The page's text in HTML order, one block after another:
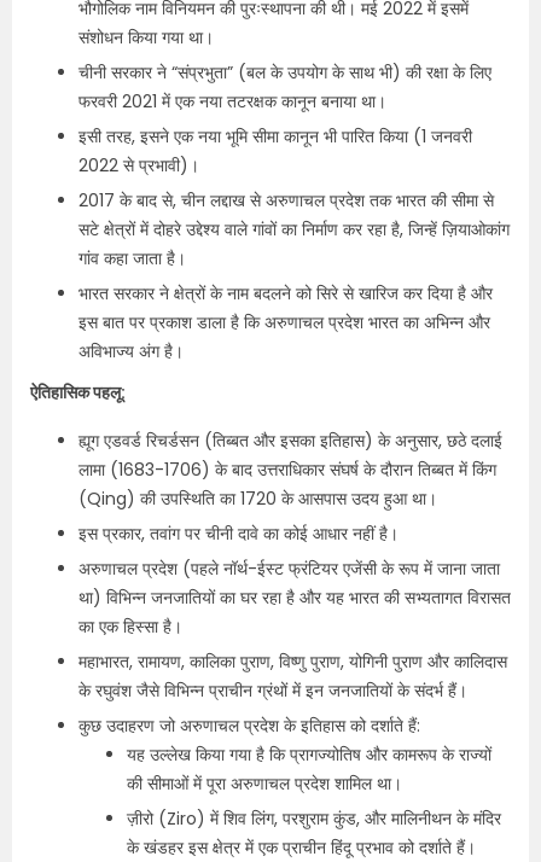
भौगोलिक नाम विनियमन की पुरःस्थापना की थी। मई 2022 में इसमें
संशोधन किया गया था।
चीनी सरकार ने “संप्रभुता” (बल के उपयोग के साथ भी) की रक्षा के लिए
फरवरी 2021 में एक नया तटरक्षक कानून बनाया था।
इसी तरह, इसने एक नया भूमि सीमा कानून भी पारित किया (1 जनवरी
2022 से प्रभावी)।
2017 के बाद से, चीन लद्दाख से अरुणाचल प्रदेश तक भारत की सीमा से
सटे क्षेत्रों में दोहरे उद्देश्य वाले गांवों का निर्माण कर रहा है, जिन्हें ज़ियाओकांग
गांव कहा जाता है।
भारत सरकार ने क्षेत्रों के नाम बदलने को सिरे से खारिज कर दिया है और
इस बात पर प्रकाश डाला है कि अरुणाचल प्रदेश भारत का अभिन्न और
अविभाज्य अंग है।
ऐतिहासिक पहलू:
ह्यूग एडवर्ड रिचर्डसन (तिब्बत और इसका इतिहास) के अनुसार, छठे दलाई
लामा (1683-1706) के बाद उत्तराधिकार संघर्ष के दौरान तिब्बत में किंग
(Qing) की उपस्थिति का 1720 के आसपास उदय हुआ था।
इस प्रकार, तवांग पर चीनी दावे का कोई आधार नहीं है।
अरुणाचल प्रदेश (पहले नॉर्थ-ईस्ट फ्रंटियर एजेंसी के रूप में जाना जाता
था) विभिन्न जनजातियों का घर रहा है और यह भारत की सभ्यतागत विरासत
का एक हिस्सा है।
महाभारत, रामायण, कालिका पुराण, विष्णु पुराण, योगिनी पुराण और कालिदास
के रघुवंश जैसे विभिन्न प्राचीन ग्रंथों में इन जनजातियों के संदर्भ हैं।
कुछ उदाहरण जो अरुणाचल प्रदेश के इतिहास को दर्शाते हैं:
यह उल्लेख किया गया है कि प्रागज्योतिष और कामरूप के राज्यों
की सीमाओं में पूरा अरुणाचल प्रदेश शामिल था।
ज़ीरो (Ziro) में शिव लिंग, परशुराम कुंड, और मालिनीथन के मंदिर
के खंडहर इस क्षेत्र में एक प्राचीन हिंदू प्रभाव को दर्शाते हैं।